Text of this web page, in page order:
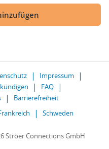
Impressum
FAQ
Barrierefreiheit
Schweden
Ströer Connections GmbH